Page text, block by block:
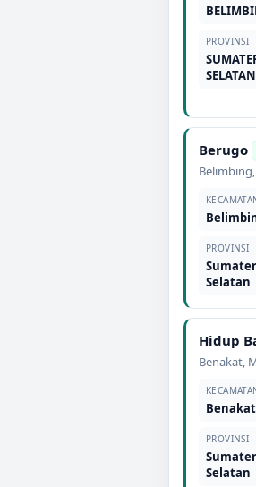
PROVINSI
SELATAN
Berugo
Belimbing,
PROVINSI
Selatan
Hidup
Benakat,
Benakat
PROVINSI
Selatan